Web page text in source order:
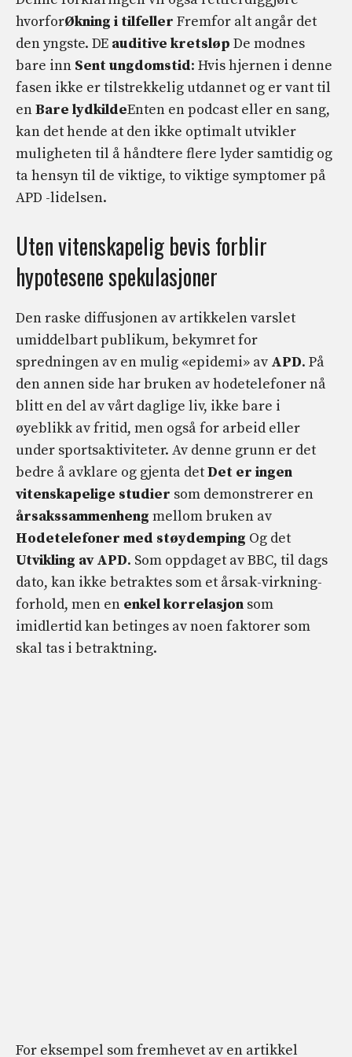
hvorforØkning i tilfeller Fremfor alt angår det
den yngste. DE auditive kretsløp De modnes
bare inn Sent ungdomstid: Hvis hjernen i denne
fasen ikke er tilstrekkelig utdannet og er vant til
enBare lydkildeEnten en podcast eller en sang,
kan det hende at den ikke optimalt utvikler
muligheten til å håndtere flere lyder samtidig og
ta hensyn til de viktige, to viktige symptomer på
APD -lidelsen.
Uten vitenskapelig bevis forblir
hypotesene spekulasjoner
Den raske diffusjonen av artikkelen varslet
umiddelbart publikum, bekymret for
spredningen av en mulig «epidemi» av APD. På
den annen side har bruken av hodetelefoner nå
blitt en del av vårt daglige liv, ikke bare i
øyeblikk av fritid, men også for arbeid eller
under sportsaktiviteter. Av denne grunn er det
bedre å avklare og gjenta detDet er ingen
vitenskapelige studier som demonstrerer en
årsakssammenheng mellom bruken av
Hodetelefoner med støydemping Og det
Utvikling av APD. Som oppdaget av BBC, til dags
dato, kan ikke betraktes som et årsak-virkning-
forhold, men en enkel korrelasjon som
imidlertid kan betinges av noen faktorer som
skal tas i betraktning.
For eksempel som fremhevet av en artikkel